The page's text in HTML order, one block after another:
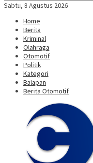
Sabtu, 8 Agustus 2026
Home
Berita
Kriminal
Olahraga
Otomotif
Politik
Kategori
Balapan
Berita Otomotif